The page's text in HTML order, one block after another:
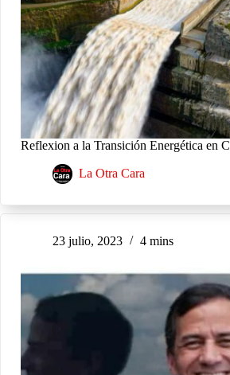
Reflexion a la Transición Energética en
La Otra Cara
23 julio, 2023 4 mins